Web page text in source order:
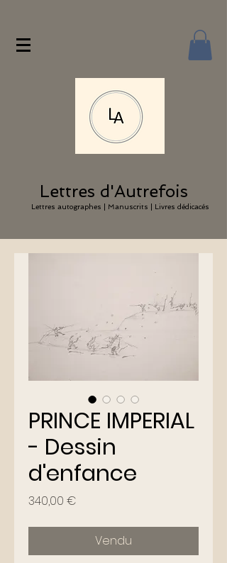
Lettres d'Autrefois
Lettres autographes | Manuscrits | Livres dédicacés
PRINCE IMPERIAL
- Dessin
d'enfance
340,00 €
Vendu